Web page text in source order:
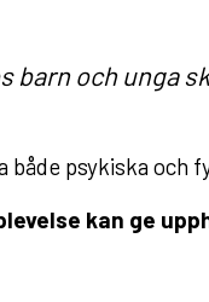
barn och unga
psykiska och
kan ge